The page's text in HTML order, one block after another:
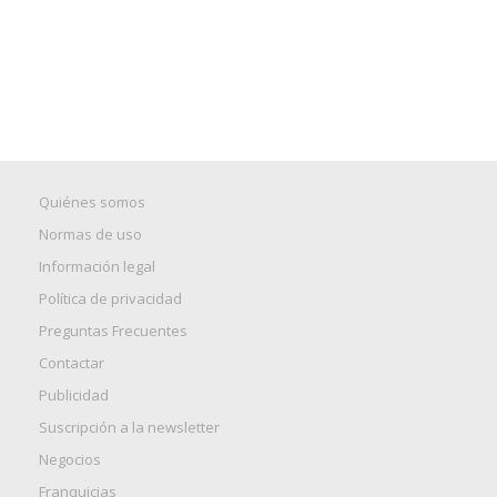
Quiénes somos
Normas de uso
Información legal
Política de privacidad
Preguntas Frecuentes
Contactar
Publicidad
Suscripción a la newsletter
Negocios
Franquicias